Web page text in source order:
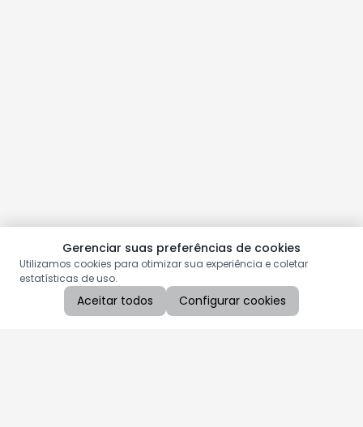
Gerenciar suas preferências de cookies
Utilizamos cookies para otimizar sua experiência e coletar
estatísticas de uso.
Aceitar todos Configurar cookies